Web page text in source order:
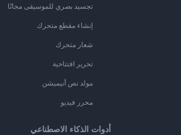
تجسيد بصري للموسيقى مجانًا
إنشاء مقطع متحرك
شعار متحرك
تحرير افتتاحية
مولد نص أنيميشن
محرر فيديو
أدوات الذكاء الاصطناعي